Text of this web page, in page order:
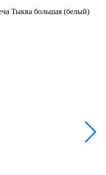
Тыква большая (белый)